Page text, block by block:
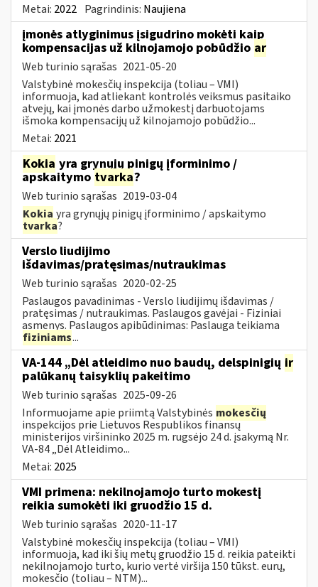
Metai: 2022 Pagrindinis: Naujiena
įmonės atlyginimus įsigudrino mokėti kaip
kompensacijas už kilnojamojo pobūdžio ar
Web turinio sąrašas 2021-05-20
Valstybinė mokesčių inspekcija (toliau – VMI)
informuoja, kad atliekant kontrolės veiksmus pasitaiko
atvejų, kai įmonės darbo užmokestį darbuotojams
išmoka kompensacijų už kilnojamojo pobūdžio...
Metai: 2021
Kokia yra grynųjų pinigų įforminimo /
apskaitymo tvarka?
Web turinio sąrašas 2019-03-04
Kokia yra grynųjų pinigų įforminimo / apskaitymo
tvarka?
Verslo liudijimo
išdavimas/pratęsimas/nutraukimas
Web turinio sąrašas 2020-02-25
Paslaugos pavadinimas - Verslo liudijimų išdavimas /
pratęsimas / nutraukimas. Paslaugos gavėjai - Fiziniai
asmenys. Paslaugos apibūdinimas: Paslauga teikiama
fiziniams...
VA-144 „Dėl atleidimo nuo baudų, delspinigių ir
palūkanų taisyklių pakeitimo
Web turinio sąrašas 2025-09-26
Informuojame apie priimtą Valstybinės mokesčių
inspekcijos prie Lietuvos Respublikos finansų
ministerijos viršininko 2025 m. rugsėjo 24 d. įsakymą Nr.
VA-84 „Dėl Atleidimo...
Metai: 2025
VMI primena: nekilnojamojo turto mokestį
reikia sumokėti iki gruodžio 15 d.
Web turinio sąrašas 2020-11-17
Valstybinė mokesčių inspekcija (toliau – VMI)
informuoja, kad iki šių metų gruodžio 15 d. reikia pateikti
nekilnojamojo turto, kurio vertė viršija 150 tūkst. eurų,
mokesčio (toliau – NTM)...